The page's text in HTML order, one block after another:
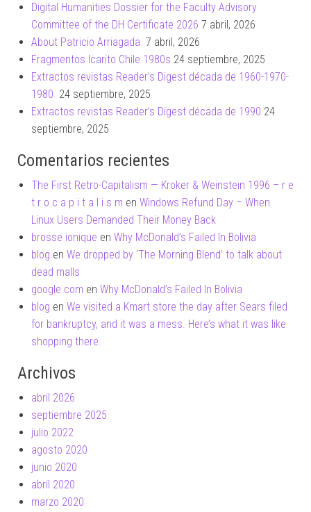
Digital Humanities Dossier for the Faculty Advisory
Committee of the DH Certificate 2026 7 abril, 2026
About Patricio Arriagada 7 abril, 2026
Fragmentos Icarito Chile 1980s 24 septiembre, 2025
Extractos revistas Reader’s Digest década de 1960-1970-
1980 24 septiembre, 2025
Extractos revistas Reader’s Digest década de 1990 24
septiembre, 2025
Comentarios recientes
The First Retro-Capitalism — Kroker & Weinstein 1996 – r e
t r o c a p i t a l i s m en Windows Refund Day – When
Linux Users Demanded Their Money Back
brosse ionique en Why McDonald’s Failed In Bolivia
blog en We dropped by ‘The Morning Blend’ to talk about
dead malls
google.com en Why McDonald’s Failed In Bolivia
blog en We visited a Kmart store the day after Sears filed
for bankruptcy, and it was a mess. Here’s what it was like
shopping there.
Archivos
abril 2026
septiembre 2025
julio 2022
agosto 2020
junio 2020
abril 2020
marzo 2020